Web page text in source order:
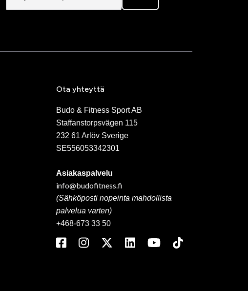
Ota yhteyttä
Budo & Fitness Sport AB
Staffanstorpsvägen 115
232 61 Arlöv Sverige
SE556053342301
Asiakaspalvelu
info@budofitness.fi
(Sähköposti nopeinta mahdollista
palvelua varten)
+468-673 33 50